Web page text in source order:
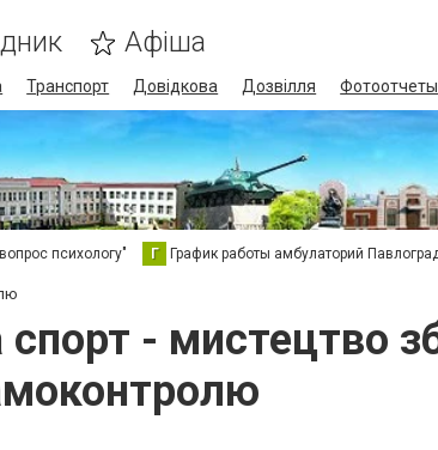
Афіша
Транспорт Довідкова Дозвілля Фотоотчеты
психологу" Г График работы амбулаторий
cпорт - мистецтво